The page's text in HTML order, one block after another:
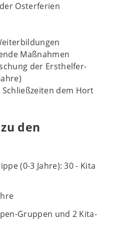
Osterferien
Maßnahmen
der Ersthelfer-
dem Hort
den
(0-3 Jahre): 30 - Kita
Gruppen und 2 Kita-